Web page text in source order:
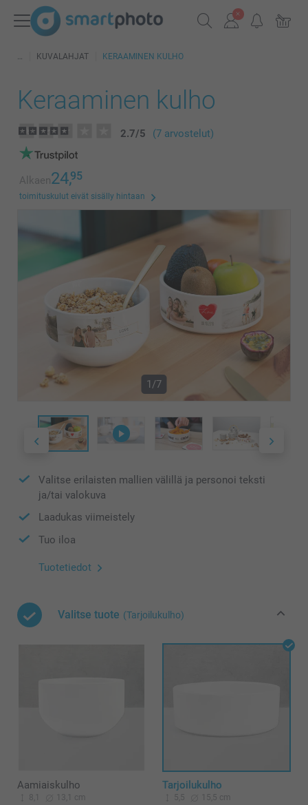
KUVALAHJAT KERAAMINEN KULHO
Keraaminen kulho
2.7/5 (7 arvostelut)
Alkaen24,95
toimituskulut eivät sisälly hintaan
1/7
Valitse erilaisten mallien välillä ja personoi teksti
ja/tai valokuva
Laadukas viimeistely
Tuo iloa
Tuotetiedot
Valitse tuote (Tarjoilukulho)
Aamiaiskulho
8,1 13,1 cm
Tarjoilukulho
5,5 15,5 cm